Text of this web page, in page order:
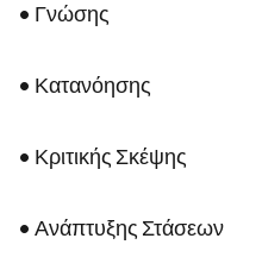
• Γνώσης
• Κατανόησης
• Κριτικής Σκέψης
• Ανάπτυξης Στάσεων